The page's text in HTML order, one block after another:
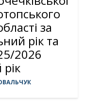
за
рік та
2026